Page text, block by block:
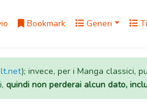
Bookmark Generi
); invece, per i Manga classici,
quindi non perderai alcun dato,